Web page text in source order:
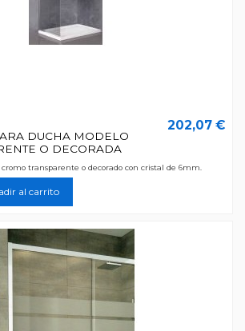
DUCHA MODELO
O DECORADA
202,07 €
transparente o decorado con cristal de 6mm.
al carrito